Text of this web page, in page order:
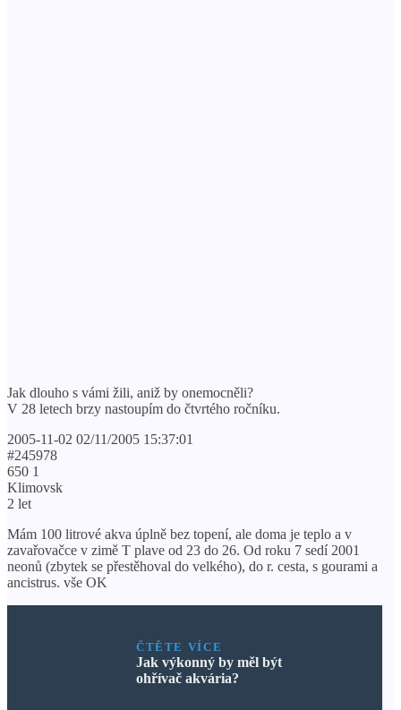
Jak dlouho s vámi žili, aniž by onemocněli?
V 28 letech brzy nastoupím do čtvrtého ročníku.
2005-11-02 02/11/2005 15:37:01
#245978
650 1
Klimovsk
2 let
Mám 100 litrové akva úplně bez topení, ale doma je teplo a v
zavařovačce v zimě T plave od 23 do 26. Od roku 7 sedí 2001
neonů (zbytek se přestěhoval do velkého), do r. cesta, s gourami a
ancistrus. vše OK
ČTĚTE VÍCE
Jak výkonný by měl být
ohřívač akvária?